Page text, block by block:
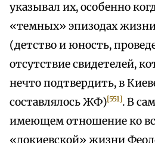
указывал их, особенно
«темных» эпизодах
(детство и юность,
отсутствие свидетелей,
нечто подтвердить, в
составлялось ЖФ)[551]. В
имеющем отношение ко
«докиевской» жизни